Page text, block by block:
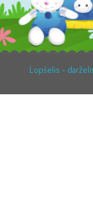
Lopšelis -